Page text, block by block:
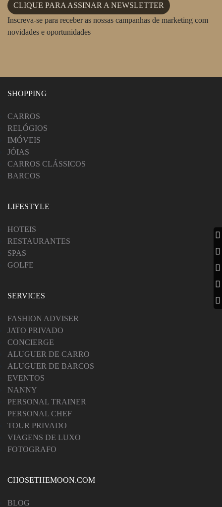
CLIQUE PARA ASSINAR A NEWSLETTER
Inscreva-se para receber as nossas campanhas de marketing com
novidades e oportunidades
SHOPPING
CARROS
RELÓGIOS
IMÓVEIS
JÓIAS
CARROS CLÁSSICOS
BARCOS
LIFESTYLE
HOTEIS
RESTAURANTES
SPAS
GOLFE
SERVICES
FASHION ADVISER
JATO PRIVADO
CONCIERGE
ALUGUER DE CARRO
ALUGUER DE BARCOS
EVENTOS
NANNY
PERSONAL TRAINER
PERSONAL CHEF
TOUR PRIVADO
VIAGENS DE LUXO
FOTOGRAFO
CHOSETHEMOON.COM
BLOG